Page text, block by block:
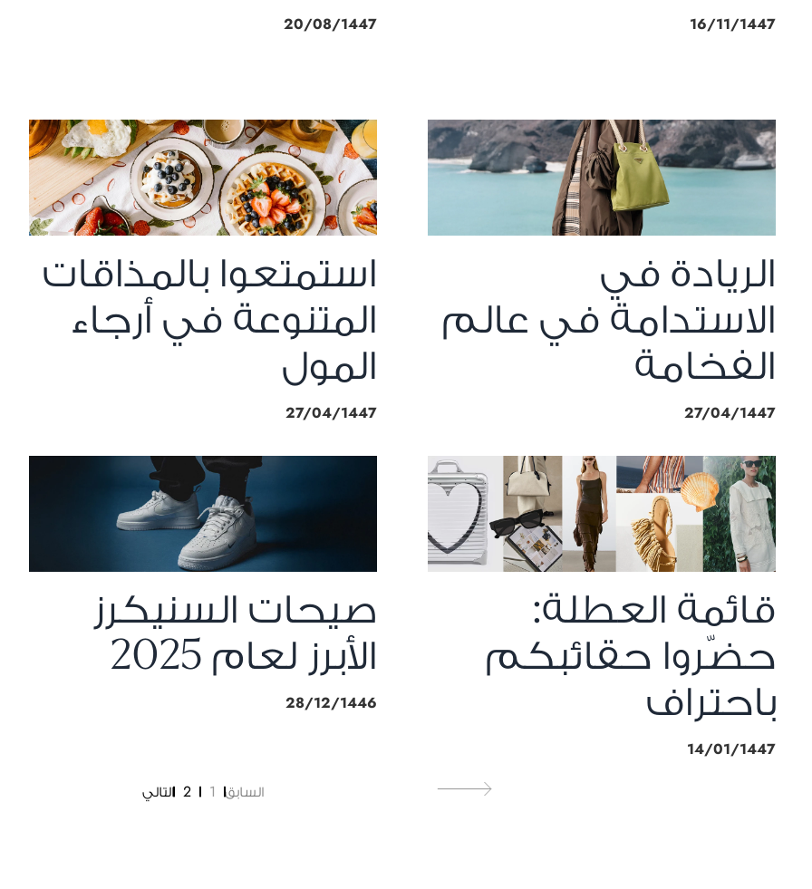
16/11/1447
20/08/1447
الريادة في
الاستدامة في عالم
الفخامة
27/04/1447
استمتعوا بالمذاقات
المتنوعة في أرجاء
المول
27/04/1447
قائمة العطلة:
حضّروا حقائبكم
باحتراف
14/01/1447
صيحات السنيكرز
الأبرز لعام 2025
28/12/1446
السابق 1
2 التالي